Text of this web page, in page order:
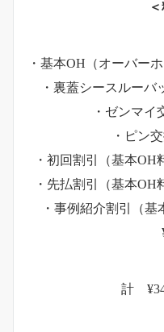
・基本OH（オーバ
・裏蓋シースルー
・ゼンマ
・ピン
・初回割引（基本
・先払割引（基本
・事例紹介割引（
計